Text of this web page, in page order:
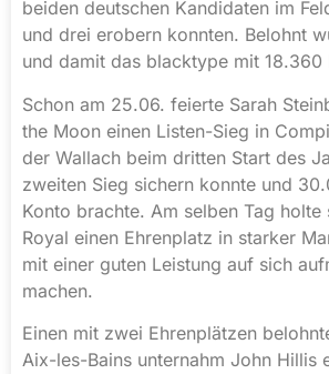
beiden deutschen Kandidaten im
und drei erobern konnten. Belohnt
und damit das blacktype mit 18.360
Schon am 25.06. feierte Sarah
the Moon einen Listen-Sieg in
der Wallach beim dritten Start des
zweiten Sieg sichern konnte und
Konto brachte. Am selben Tag
Royal einen Ehrenplatz in starker
mit einer guten Leistung auf sich
machen.
Einen mit zwei Ehrenplätzen
Aix-les-Bains unternahm John Hillis